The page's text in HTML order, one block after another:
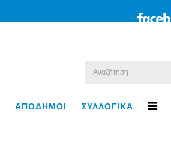
ΑΠΟΔΗΜΟΙ ΣΥΛΛΟΓΙΚΑ